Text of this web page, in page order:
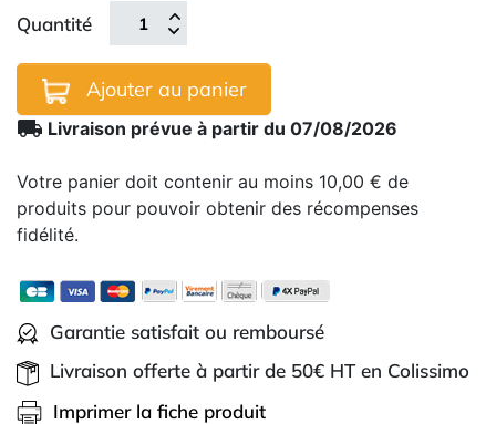
Quantité
Ajouter au panier
local_shipping Livraison prévue à partir du 07/08/2026
Votre panier doit contenir au moins 10,00 € de
produits pour pouvoir obtenir des récompenses
fidélité.
Garantie satisfait ou remboursé
Livraison offerte à partir de 50€ HT en Colissimo
Imprimer la fiche produit